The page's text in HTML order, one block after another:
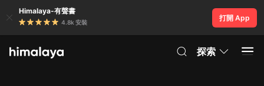
Himalaya-有聲書
4.8k 安裝
打開 App
探索